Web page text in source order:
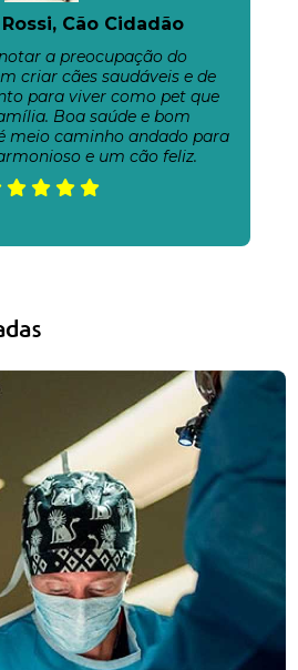
Cão Cidadão
a preocupação do
criar cães saudáveis e de
para viver como pet que
Boa saúde e bom
meio caminho andado para
e um cão feliz.